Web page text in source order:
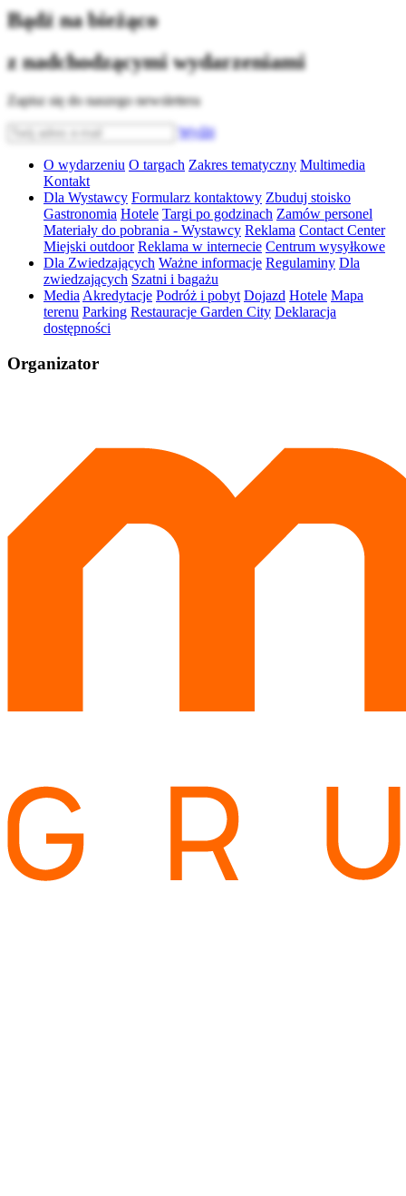
Bądź na bieżąco
z nadchodzącymi wydarzeniami
Zapisz się do naszego newslettera
Wyślij
O wydarzeniu O targach Zakres tematyczny Multimedia
Kontakt
Dla Wystawcy Formularz kontaktowy Zbuduj stoisko
Gastronomia Hotele Targi po godzinach Zamów personel
Materiały do pobrania - Wystawcy Reklama Contact Center
Miejski outdoor Reklama w internecie Centrum wysyłkowe
Dla Zwiedzających Ważne informacje Regulaminy Dla
zwiedzających Szatni i bagażu
Media Akredytacje Podróż i pobyt Dojazd Hotele Mapa
terenu Parking Restauracje Garden City Deklaracja
dostępności
Organizator